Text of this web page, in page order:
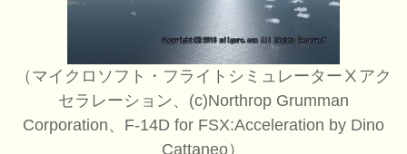
（マイクロソフト・フライトシミュレーターⅩアク
セラレーション、(c)Northrop Grumman
Corporation、F-14D for FSX:Acceleration by Dino
Cattaneo）